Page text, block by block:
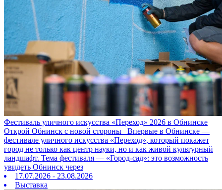
Фестиваль уличного искусства «Переход» 2026 в Обнинске
Открой Обнинск с новой стороны Впервые в Обнинске —
фестивале уличного искусства «Переход», который покажет
город не только как центр науки, но и как живой культурный
ландшафт. Тема фестиваля — «Город‑сад»: это возможность
увидеть Обнинск через
17.07.2026 - 23.08.2026
Выставка